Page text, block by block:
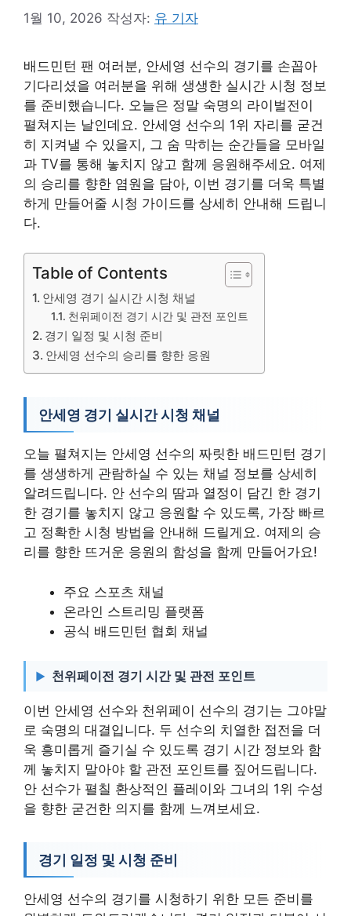
1월 10, 2026 작성자: 유 기자
배드민턴 팬 여러분, 안세영 선수의 경기를 손꼽아
기다리셨을 여러분을 위해 생생한 실시간 시청 정보
를 준비했습니다. 오늘은 정말 숙명의 라이벌전이
펼쳐지는 날인데요. 안세영 선수의 1위 자리를 굳건
히 지켜낼 수 있을지, 그 숨 막히는 순간들을 모바일
과 TV를 통해 놓치지 않고 함께 응원해주세요. 여제
의 승리를 향한 염원을 담아, 이번 경기를 더욱 특별
하게 만들어줄 시청 가이드를 상세히 안내해 드립니
다.
Table of Contents
안세영 경기 실시간 시청 채널
천위페이전 경기 시간 및 관전 포인트
경기 일정 및 시청 준비
안세영 선수의 승리를 향한 응원
안세영 경기 실시간 시청 채널
오늘 펼쳐지는 안세영 선수의 짜릿한 배드민턴 경기
를 생생하게 관람하실 수 있는 채널 정보를 상세히
알려드립니다. 안 선수의 땀과 열정이 담긴 한 경기
한 경기를 놓치지 않고 응원할 수 있도록, 가장 빠르
고 정확한 시청 방법을 안내해 드릴게요. 여제의 승
리를 향한 뜨거운 응원의 함성을 함께 만들어가요!
주요 스포츠 채널
온라인 스트리밍 플랫폼
공식 배드민턴 협회 채널
천위페이전 경기 시간 및 관전 포인트
이번 안세영 선수와 천위페이 선수의 경기는 그야말
로 숙명의 대결입니다. 두 선수의 치열한 접전을 더
욱 흥미롭게 즐기실 수 있도록 경기 시간 정보와 함
께 놓치지 말아야 할 관전 포인트를 짚어드립니다.
안 선수가 펼칠 환상적인 플레이와 그녀의 1위 수성
을 향한 굳건한 의지를 함께 느껴보세요.
경기 일정 및 시청 준비
안세영 선수의 경기를 시청하기 위한 모든 준비를